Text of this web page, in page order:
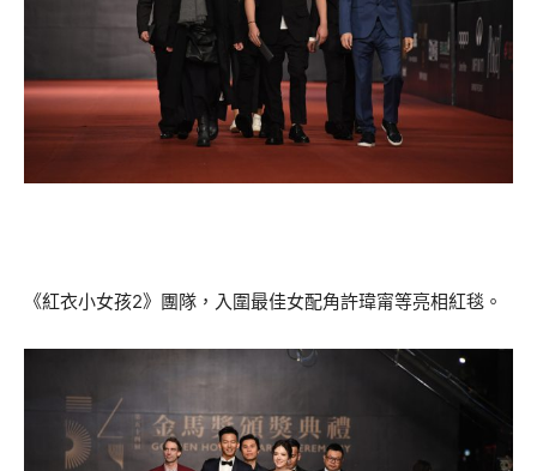
《紅衣小女孩2》團隊，入圍最佳女配角許瑋甯等亮相紅毯。